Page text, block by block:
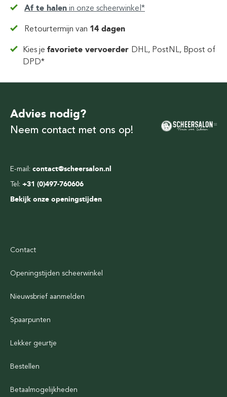
Af te halen in onze scheerwinkel*
Retourtermijn van 14 dagen
Kies jefavoriete vervoerder DHL, PostNL, Bpost of
DPD*
E-mail: contact@scheersalon.nl
Tel: +31 (0)497-760606
Bekijk onze openingstijden
Advies nodig?
Neem contact met ons op!
Contact
Openingstijden scheerwinkel
Nieuwsbrief aanmelden
Spaarpunten
Lekker geurtje
Bestellen
Betaalmogelijkheden